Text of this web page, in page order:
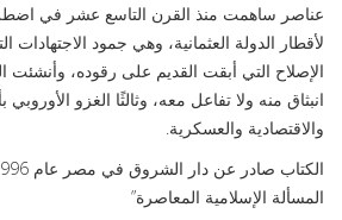
عناصر ساهمت منذ القرن التاسع عشر في
لأقطار الدولة العثمانية، وهي جمود
الإصلاح التي أبقت القديم على رقوده، وأنشئت
انبثاق منه ولا تفاعل معه، وثالثًا الغزو الأوروبي
والاقتصادية والعسكرية.
المسألة الإسلامية المعاصرة”